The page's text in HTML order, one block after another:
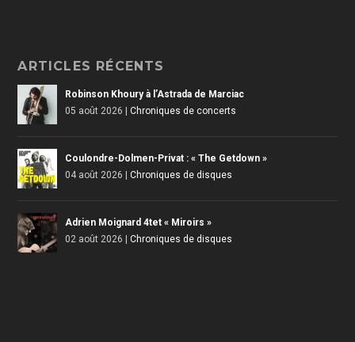
ARTICLES RÉCENTS
Robinson Khoury à l’Astrada de Marciac
05 août 2026
|Chroniques de concerts
Coulondre-Dolmen-Privat : « The Getdown »
04 août 2026
|Chroniques de disques
Adrien Moignard 4tet « Miroirs »
02 août 2026
|Chroniques de disques